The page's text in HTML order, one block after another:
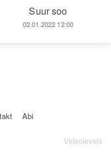
Suur soo
02.01.2022 12:00
Abi
Videolevels